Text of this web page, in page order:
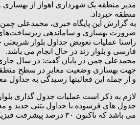
مدیر منطقه یک شهرداری اهواز از
منطقه خبرداد.
به گزارش این پایگاه خبری، محمدعلی چمن
ضرورت بهسازی و ساماندهی
راستا عملیات ‌تعویض جداول بلوار
فارسی و بلوار زند در حال انجام می باشد.
محمدعلی چمن در پایان گفت: در سال
جهت بهسازی وضعیت معابر در سطح منطقه
و از جمله این فعالیتها رسیدگی به جداول
لازم به ذکر است عملیات جدول گذاری
جدول های فرسوده با جداول بتنی جدید و
می باشد که تاکنون ۳۰ درصد پیشرفت فیزیکی داشته است.